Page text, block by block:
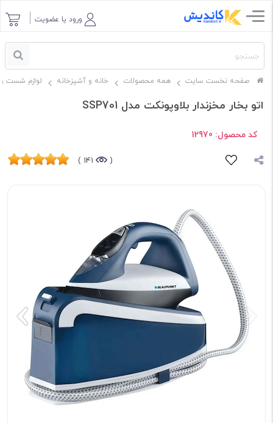
ورود یا عضویت
صفحه نخست سایت همه محصولات خانه و آشپزخانه لوازم شست
اتو بخار مخزندار بلاوپونکت مدل SSP701
کد محصول: 12970
(
141 )